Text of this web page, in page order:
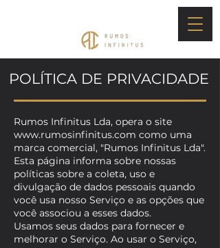
POLÍTICA DE PRIVACIDADE
Rumos Infinitus Lda, opera o site
www.rumosinfinitus.com como uma
marca comercial, "Rumos Infinitus Lda".
Esta página informa sobre nossas
políticas sobre a coleta, uso e
divulgação de dados pessoais quando
você usa nosso Serviço e as opções que
você associou a esses dados.
Usamos seus dados para fornecer e
melhorar o Serviço. Ao usar o Serviço,